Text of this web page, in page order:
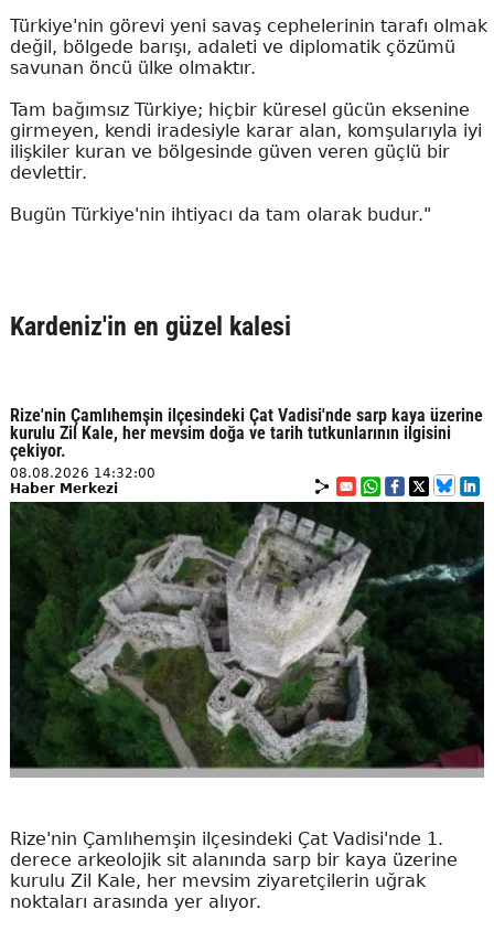
Türkiye'nin görevi yeni savaş cephelerinin tarafı olmak
değil, bölgede barışı, adaleti ve diplomatik çözümü
savunan öncü ülke olmaktır.
Tam bağımsız Türkiye; hiçbir küresel gücün eksenine
girmeyen, kendi iradesiyle karar alan, komşularıyla iyi
ilişkiler kuran ve bölgesinde güven veren güçlü bir
devlettir.
Bugün Türkiye'nin ihtiyacı da tam olarak budur."
Kardeniz'in en güzel kalesi
Rize'nin Çamlıhemşin ilçesindeki Çat Vadisi'nde sarp kaya üzerine
kurulu Zil Kale, her mevsim doğa ve tarih tutkunlarının ilgisini
çekiyor.
08.08.2026 14:32:00
Haber Merkezi
Rize'nin Çamlıhemşin ilçesindeki Çat Vadisi'nde 1.
derece arkeolojik sit alanında sarp bir kaya üzerine
kurulu Zil Kale, her mevsim ziyaretçilerin uğrak
noktaları arasında yer alıyor.